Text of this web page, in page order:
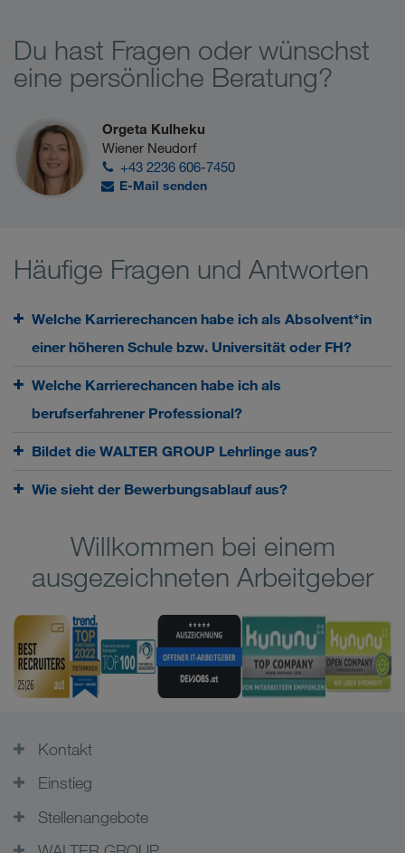
Du hast Fragen oder wünschst
eine persönliche Beratung?
Orgeta Kulheku
Wiener Neudorf
+43 2236 606-7450
E-Mail senden
Häufige Fragen und Antworten
Welche Karrierechancen habe ich als Absolvent*in
einer höheren Schule bzw. Universität oder FH?
Welche Karrierechancen habe ich als
berufserfahrener Professional?
Bildet die WALTER GROUP Lehrlinge aus?
Wie sieht der Bewerbungsablauf aus?
Willkommen bei einem
ausgezeichneten Arbeitgeber
Kontakt
Einstieg
Stellenangebote